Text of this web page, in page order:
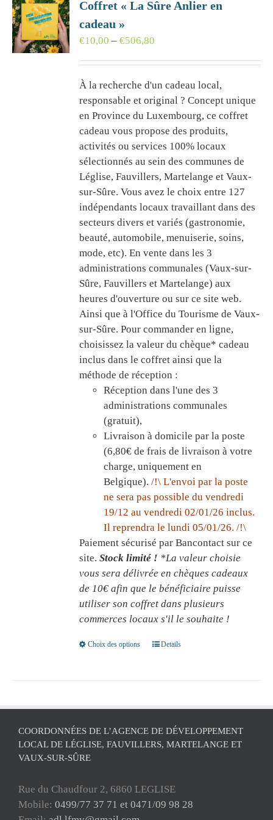
Coffret « La Sûre Anlier en
cadeau »
€10,00 – €506,80
through
€506,80
À la recherche d'un cadeau local,
responsable et original ? Concept unique
en Province du Luxembourg, ce coffret
cadeau vous propose des produits,
activités ou services 100% locaux
sélectionnés au sein des communes de
Léglise, Fauvillers, Martelange et Vaux-
sur-Sûre. Vous avez le choix entre 127
indépendants locaux travaillant dans des
secteurs divers et variés (gastronomie,
beauté, automobile, menuiserie, soins,
mode, etc). En vente dans les 3
administrations communales (Vaux-sur-
Sûre, Fauvillers et Martelange) aux
heures d'ouverture ou sur ce site web.
Ainsi que à l'Office du Tourisme de Vaux-
sur-Sûre. Pour commander en ligne,
choisissez la valeur du chèque* cadeau
inclus dans le coffret ainsi que la
méthode de réception :
Réception dans l'une des 3
administrations communales
(gratuit),
Livraison à domicile par la poste
(6,80€ de frais de livraison à votre
charge, uniquement en
Belgique)./!\ L'envoi par la poste
ne sera pas possible du vendredi
19/12 au vendredi 02/01/26 inclus.
Il reprendra le lundi 05/01/26. /!\
Paiement sécurisé par Bancontact sur ce
site.Stock limité ! *La valeur choisie
vous sera délivrée en chèques cadeaux
de 10€ afin que le bénéficiaire puisse
utiliser son coffret dans plusieurs
commerces locaux s'il le souhaite !
Choix des options
This
variants.
options
may
Details
COORDONNÉES DE L’AGENCE DE DÉVELOPPEMENT
LOCAL DE LÉGLISE, FAUVILLERS, MARTELANGE ET
VAUX-SUR-SÛRE
Rue du Chaudfour 2, 6860 LEGLISE
Mobile: 0499/77 37 71 et 0471/09 98 28